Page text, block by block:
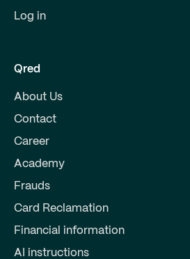
Log in
Qred
About Us
Contact
Career
Academy
Frauds
Card Reclamation
Financial information
AI instructions